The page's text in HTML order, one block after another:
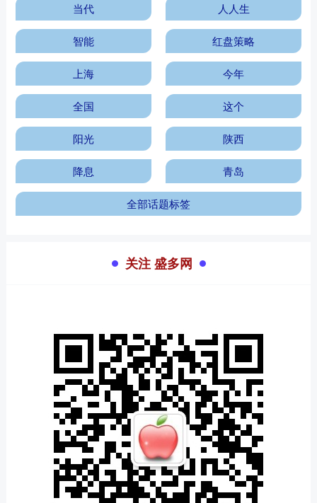
当代 人人生
智能 红盘策略
上海 今年
全国 这个
阳光 陕西
降息 青岛
全部话题标签
关注 盛多网